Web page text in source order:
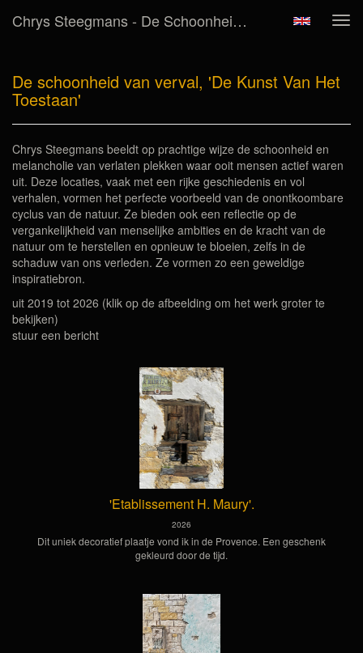
Chrys Steegmans - De Schoonheid Van Verval, 'De Kunst Van Het Toestaan'
De schoonheid van verval, 'De Kunst Van Het
Toestaan'
Chrys Steegmans beeldt op prachtige wijze de schoonheid en
melancholie van verlaten plekken waar ooit mensen actief waren
uit. Deze locaties, vaak met een rijke geschiedenis en vol
verhalen, vormen het perfecte voorbeeld van de onontkoombare
cyclus van de natuur. Ze bieden ook een reflectie op de
vergankelijkheid van menselijke ambities en de kracht van de
natuur om te herstellen en opnieuw te bloeien, zelfs in de
schaduw van ons verleden. Ze vormen zo een geweldige
inspiratiebron.
uit 2019 tot 2026 (klik op de afbeelding om het werk groter te
bekijken)
stuur een bericht
'Etablissement H. Maury'.
2026
Dit uniek decoratief plaatje vond ik in de Provence. Een geschenk
gekleurd door de tijd.